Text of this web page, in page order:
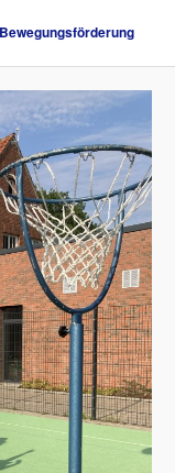
Bewegungsförderung